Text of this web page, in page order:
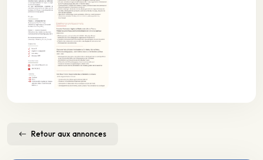
Retour aux annonces